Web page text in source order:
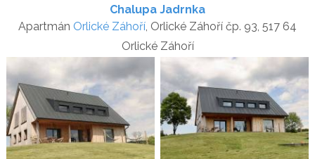
Chalupa Jadrnka
Apartmán Orlické Záhoří , Orlické Záhoří čp. 93, 517 64
Orlické Záhoří